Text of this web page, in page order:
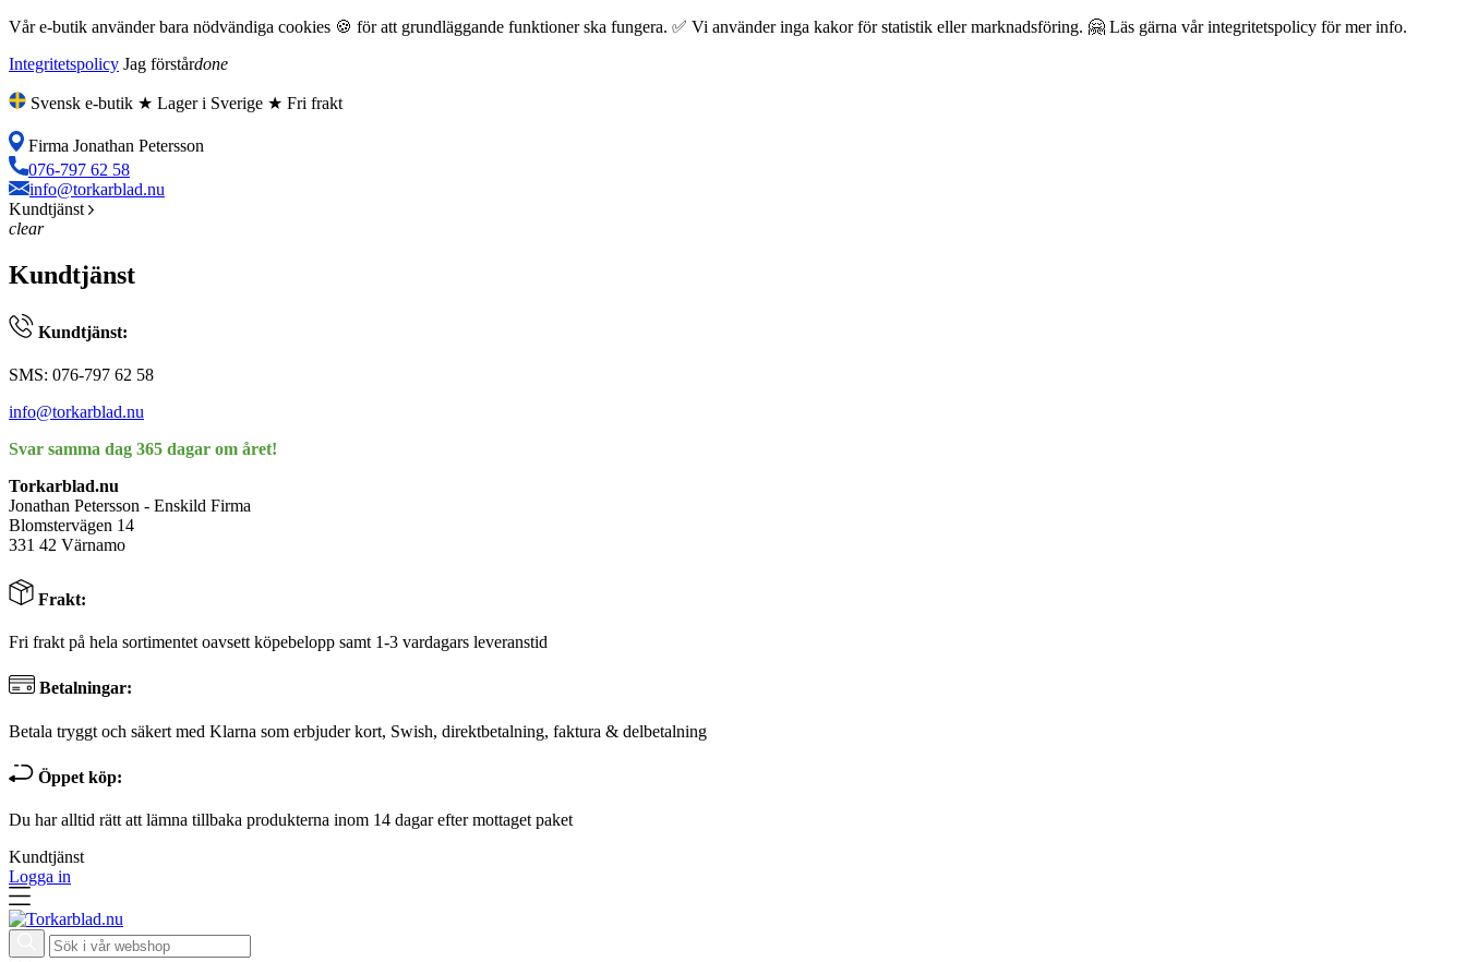
Vår e-butik använder bara nödvändiga cookies 🍪 för att grundläggande funktioner ska fungera. ✅ Vi använder inga kakor för statistik eller marknadsföring. 🤗 Läs gärna vår integritetspolicy för mer info.
Integritetspolicy Jag förstårdone
Svensk e-butik ★ Lager i Sverige ★ Fri frakt
Firma Jonathan Petersson
076-797 62 58
info@torkarblad.nu
Kundtjänst
clear
Kundtjänst
Kundtjänst:
SMS: 076-797 62 58
info@torkarblad.nu
Svar samma dag 365 dagar om året!
Torkarblad.nu
Jonathan Petersson - Enskild Firma
Blomstervägen 14
331 42 Värnamo
Frakt:
Fri frakt på hela sortimentet oavsett köpebelopp samt 1-3 vardagars leveranstid
Betalningar:
Betala tryggt och säkert med Klarna som erbjuder kort, Swish, direktbetalning, faktura & delbetalning
Öppet köp:
Du har alltid rätt att lämna tillbaka produkterna inom 14 dagar efter mottaget paket
Kundtjänst
Logga in